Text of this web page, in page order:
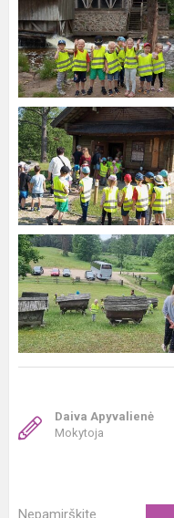
Daiva Apyvalienė
Mokytoja
Nepamirškite